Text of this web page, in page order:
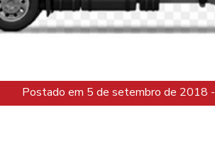
Postado em 5 de setembro de 2018